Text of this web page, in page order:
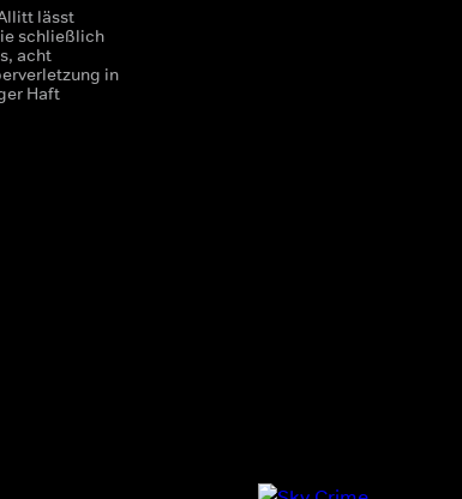
lässt
schließlich
acht
in
Haft